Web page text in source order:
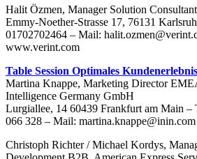
Halit Özmen, Manager Solution
Emmy-Noether-Strasse 17, 76131
01702702464 – Mail:
www.verint.com
Table Session Optimales
Martina Knappe, Marketing Director
Intelligence Germany GmbH
Lurgiallee, 14 60439 Frankfurt am Main –
066 328 – Mail:
Christoph Richter / Michael Kordys,